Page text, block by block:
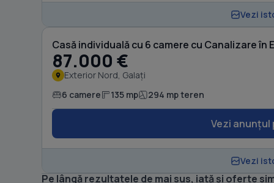
Vezi
Casă individuală cu 6 camere cu Canalizare în
87.000 €
Exterior Nord, Galați
6 camere 135 mp 294 mp teren
Vezi anunțul
Vezi
Pe lângă rezultatele de mai sus, iată și oferte